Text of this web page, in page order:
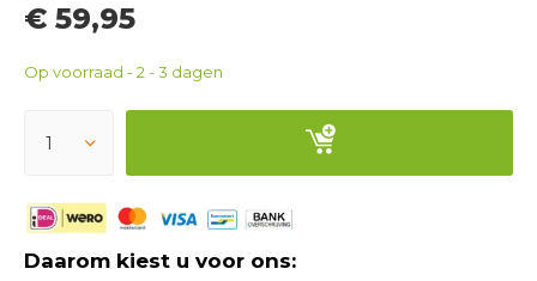
€ 59,95
Op voorraad - 2 - 3 dagen
Daarom kiest u voor ons: